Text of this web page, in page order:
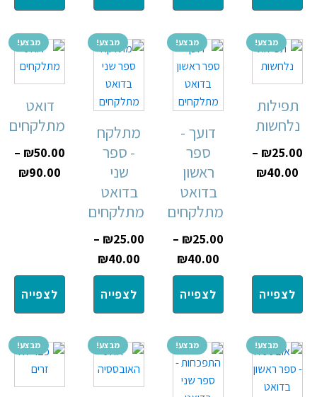
מבצע!
תפילות
נלחשות
₪25.00
–
₪40.00
לצפייה
מבצע!
דועך -
ספר
ראשון
בדואט
מתלקחים
₪25.00
–
₪40.00
לצפייה
מבצע!
מתלקח
- ספר
שני
בדואט
מתלקחים
₪25.00
–
₪40.00
לצפייה
מבצע!
דואט
מתלקחים
₪50.00
–
₪90.00
לצפייה
מבצע! מבצע! מבצע! מבצע!